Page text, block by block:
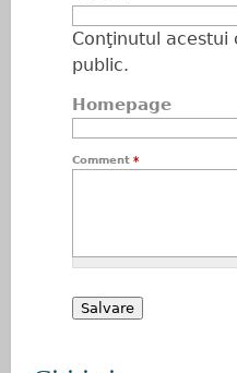
Conţinutul
public.
Homepage
Comment *